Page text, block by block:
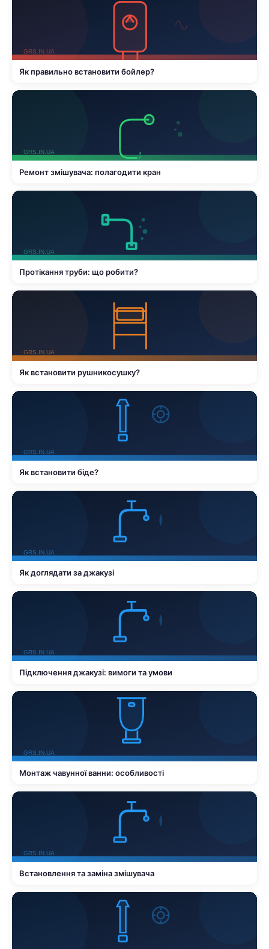
Як правильно встановити бойлер?
Ремонт змішувача: полагодити кран
Протікання труби: що робити?
Як встановити рушникосушку?
Як встановити біде?
Як доглядати за джакузі
Підключення джакузі: вимоги та умови
Монтаж чавунної ванни: особливості
Встановлення та заміна змішувача